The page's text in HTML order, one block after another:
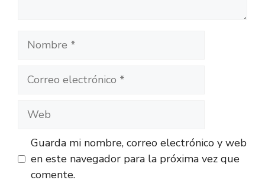
Guarda mi nombre, correo electrónico y web
en este navegador para la próxima vez que
comente.